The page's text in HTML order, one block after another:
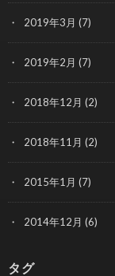
2019年3月 (7)
2019年2月 (7)
2018年12月 (2)
2018年11月 (2)
2015年1月 (7)
2014年12月 (6)
タグ